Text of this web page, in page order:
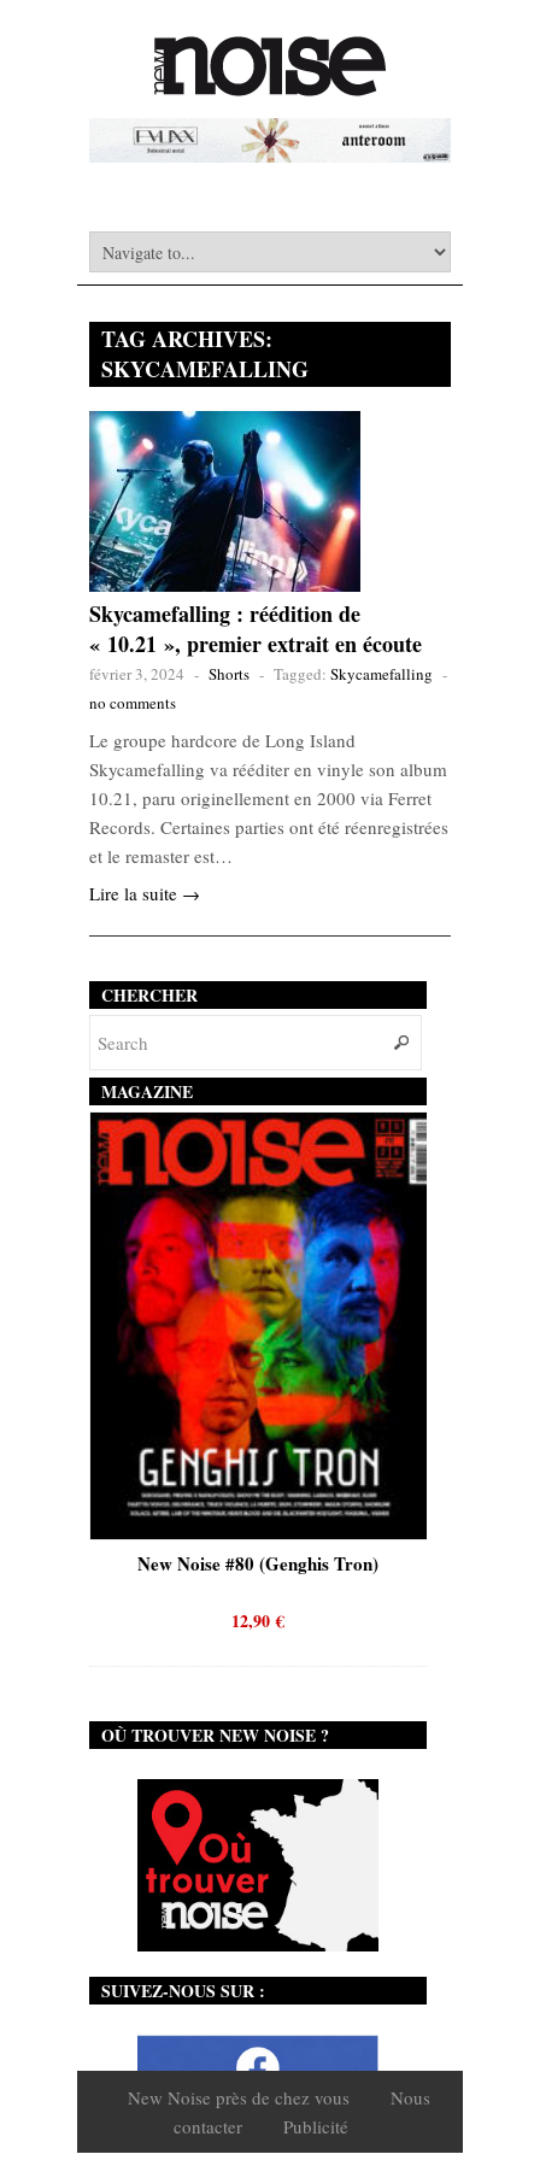
TAG ARCHIVES:
SKYCAMEFALLING
Skycamefalling : réédition de
« 10.21 », premier extrait en écoute
février 3, 2024 - Shorts - Tagged: Skycamefalling -
no comments
Le groupe hardcore de Long Island
Skycamefalling va rééditer en vinyle son album
10.21, paru originellement en 2000 via Ferret
Records. Certaines parties ont été réenregistrées
et le remaster est…
Lire la suite →
CHERCHER
MAGAZINE
New Noise #80 (Genghis Tron)
12,90€
OÙ TROUVER NEW NOISE ?
SUIVEZ-NOUS SUR :
New Noise près de chez vous
Nous
contacter
Publicité